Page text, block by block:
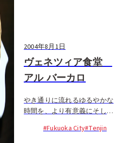
2004年8月1日
ヴェネツィア食堂
アル バーカロ
やき通りに流れるゆるやかな
時間を、より有意義にそして
店がある。#Fukuoka City#Tenjin